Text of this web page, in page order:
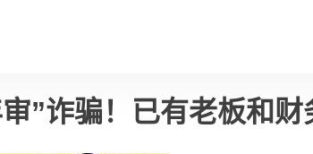
”诈骗！已有老板和财